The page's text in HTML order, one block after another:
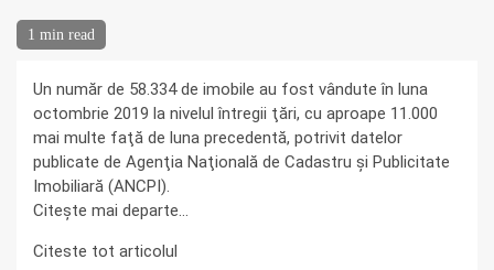
1 min read
Un număr de 58.334 de imobile au fost vândute în luna
octombrie 2019 la nivelul întregii ţări, cu aproape 11.000
mai multe faţă de luna precedentă, potrivit datelor
publicate de Agenţia Naţională de Cadastru şi Publicitate
Imobiliară (ANCPI).
Citește mai departe…
Citeste tot articolul